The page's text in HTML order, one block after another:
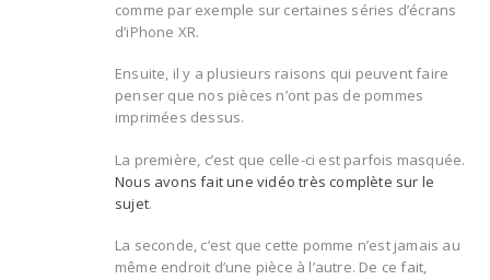
comme par exemple sur certaines séries d’écrans
d’iPhone XR.
Ensuite, il y a plusieurs raisons qui peuvent faire
penser que nos pièces n’ont pas de pommes
imprimées dessus.
La première, c’est que celle-ci est parfois masquée.
Nous avons fait une vidéo très complète sur le
sujet.
La seconde, c’est que cette pomme n’est jamais au
même endroit d’une pièce à l’autre. De ce fait,